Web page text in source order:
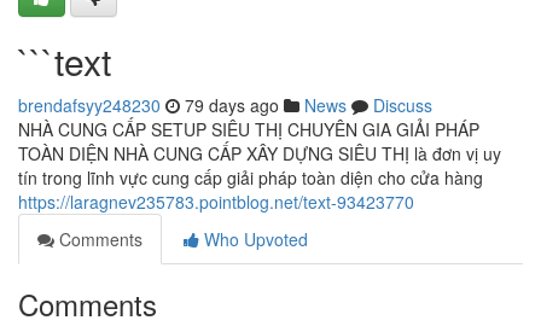
```text
brendafsyy248230 79 days ago News
Discuss
NHÀ CUNG CẤP SETUP SIÊU THỊ CHUYÊN GIA GIẢI PHÁP
TOÀN DIỆN NHÀ CUNG CẤP XÂY DỰNG SIÊU THỊ là đơn vị uy
tín trong lĩnh vực cung cấp giải pháp toàn diện cho cửa hàng
https://laragnev235783.pointblog.net/text-93423770
Comments
Who Upvoted
Comments